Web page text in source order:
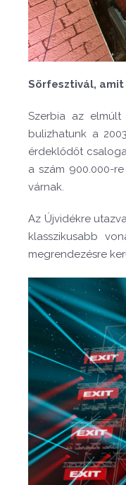
Sörfesztivál, amit
Szerbia az
bulizhatunk a
érdeklődőt
a szám 900.000-
várnak.
Az Újvidékre
klasszikusabb
megrendezésre